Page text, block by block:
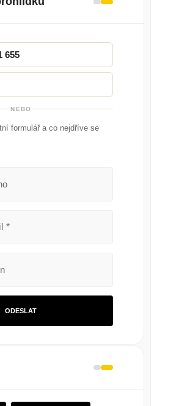
655
NEBO
formulář a co nejdříve se
ODESLAT